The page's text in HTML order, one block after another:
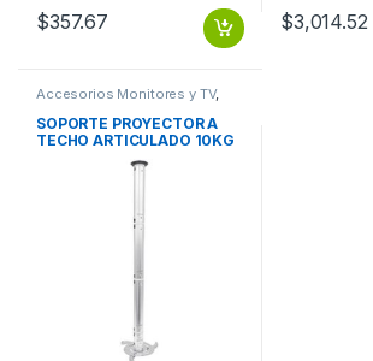
$357.67 $3,014.52
Accesorios Monitores y TV,
SOPORTE PROYECTOR A
TECHO ARTICULADO 10KG
EXTENSION 13-106CM
ARTICULADO 10KG